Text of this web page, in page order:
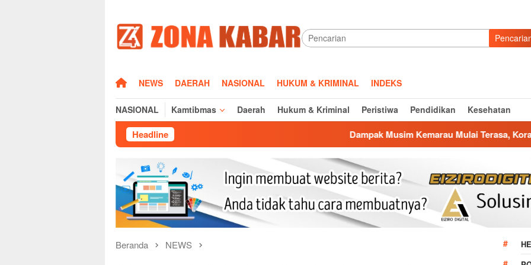
konten
HOMENEWS DAERAH NASIONAL HUKUM & KRIMINAL INDEKS
NASIONAL Kamtibmas Daerah Hukum & Kriminal Peristiwa Pendidikan Kesehatan
Headline Dampak Musim Kemarau Mulai Terasa, Koramil Jatiwangi
Beranda NEWS